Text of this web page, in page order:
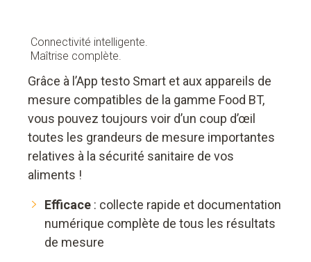
Connectivité intelligente.
Maîtrise complète.
Grâce à l’App testo Smart et aux appareils de
mesure compatibles de la gamme Food BT,
vous pouvez toujours voir d’un coup d’œil
toutes les grandeurs de mesure importantes
relatives à la sécurité sanitaire de vos
aliments !
Efficace : collecte rapide et documentation
numérique complète de tous les résultats
de mesure